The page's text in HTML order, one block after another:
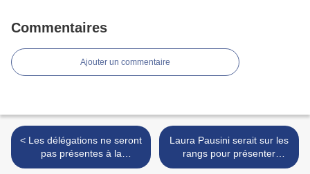
Commentaires
Ajouter un commentaire
< Les délégations ne seront
pas présentes à la
cérémonie d'ouverture
Laura Pausini serait sur les
rangs pour présenter
l'Eurovision 2022 >